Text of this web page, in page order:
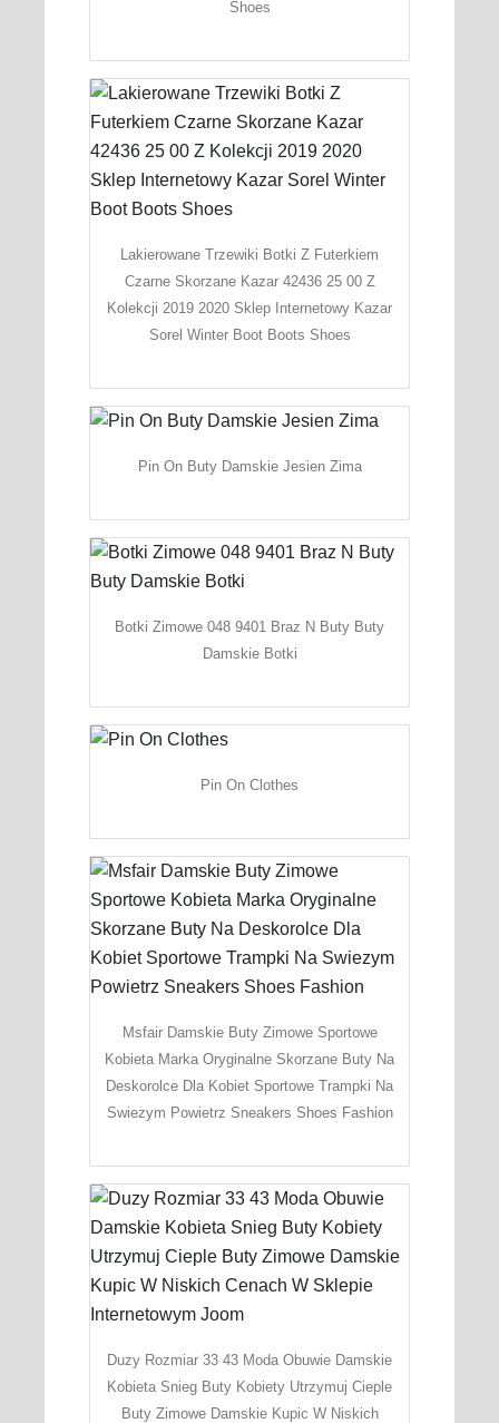
Shoes
Lakierowane Trzewiki Botki Z Futerkiem
Czarne Skorzane Kazar 42436 25 00 Z
Kolekcji 2019 2020 Sklep Internetowy Kazar
Sorel Winter Boot Boots Shoes
Pin On Buty Damskie Jesien Zima
Botki Zimowe 048 9401 Braz N Buty Buty
Damskie Botki
Pin On Clothes
Msfair Damskie Buty Zimowe Sportowe
Kobieta Marka Oryginalne Skorzane Buty Na
Deskorolce Dla Kobiet Sportowe Trampki Na
Swiezym Powietrz Sneakers Shoes Fashion
Duzy Rozmiar 33 43 Moda Obuwie Damskie
Kobieta Snieg Buty Kobiety Utrzymuj Cieple
Buty Zimowe Damskie Kupic W Niskich